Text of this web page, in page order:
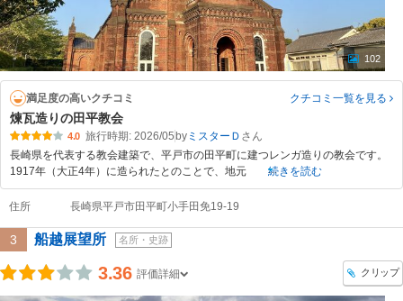
102
満足度の高いクチコミ クチコミ一覧を見る
煉瓦造りの田平教会
4.0 旅行時期: 2026/05 byミスターＤ
長崎県を代表する教会建築で、平戸市の田平町に建つレンガ造りの教会です。
1917年（大正4年）に造られたとのことで、地元
続きを読む
住所 長崎県平戸市田平町小手田免19-19
3 船越展望所 名所・史跡
3.36 評価詳細 クリップ